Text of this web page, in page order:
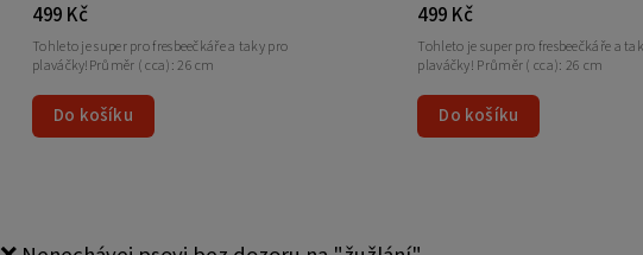
499 Kč
Do košíku
Tohleto je super pro fresbeečkáře a taky pro
plaváčky!Průměr ( cca): 26 cm
499 Kč
Do košíku
Tohleto je super pro fresbeečkáře a
plaváčky! Průměr ( cca): 26 cm